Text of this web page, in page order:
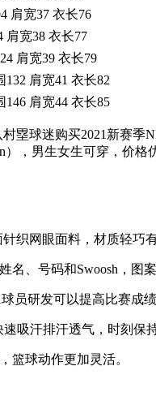
肩宽37 衣长76
肩宽38 衣长77
肩宽39 衣长79
132 肩宽41 衣长82
146 肩宽44 衣长85
塁球迷购买2021新赛季
），男生女生可穿，价
针织网眼面料，材质轻巧
名、号码和Swoosh，图
员研发可以提高比赛成
吸汗排汗透气，时刻保
篮球动作更加灵活。